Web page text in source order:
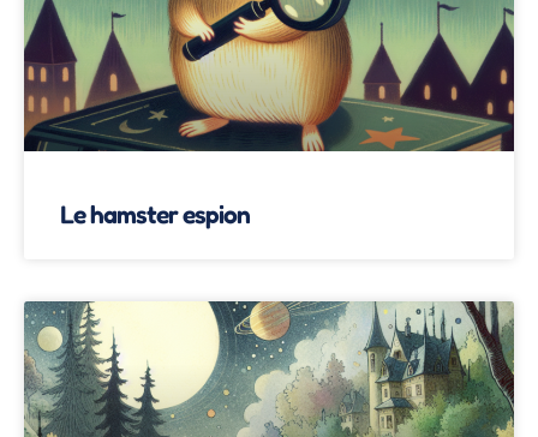
Le hamster espion